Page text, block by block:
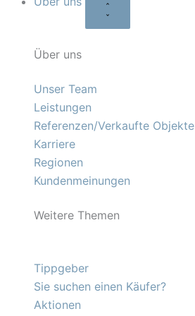
Über uns
Unser Team
Leistungen
Referenzen/Verkaufte Objekte
Karriere
Regionen
Kundenmeinungen
Weitere Themen
Tippgeber
Sie suchen einen Käufer?
Aktionen